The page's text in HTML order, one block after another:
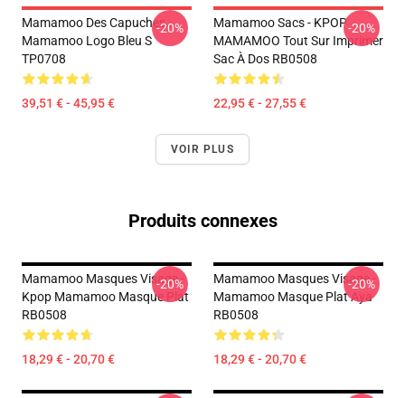
Mamamoo Des Capuches...
Mamamoo Logo Bleu S
TP0708
39,51 € - 45,95 €
-20%
Mamamoo Sacs - KPOP
MAMAMOO Tout Sur Imprimer
Sac À Dos RB0508
22,95 € - 27,55 €
-20%
VOIR PLUS
Produits connexes
Mamamoo Masques Visage -
Kpop Mamamoo Masque Plat
RB0508
18,29 € - 20,70 €
-20%
Mamamoo Masques Visage -
Mamamoo Masque Plat Aya
RB0508
18,29 € - 20,70 €
-20%